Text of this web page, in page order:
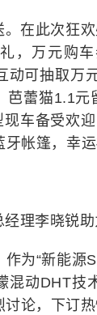
在此次狂
，万元购
动可抽取万
芭蕾猫1.1元
车备受欢
帐篷，幸
理李晓锐
为“新能源
混动DHT技
论，下订热